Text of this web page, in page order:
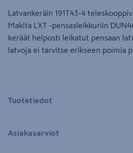
Latvankeräin 191T43-4
Makita LXT -pensasleikkuriin
keräät helposti leikatut pensaan
latvoja ei tarvitse erikseen poimia
Tuotetiedot
Asiakasarviot